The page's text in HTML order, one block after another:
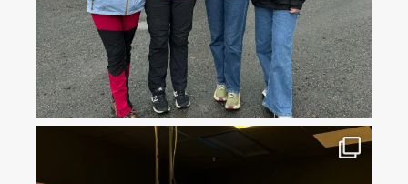
Forrige uke var traineene samlet på